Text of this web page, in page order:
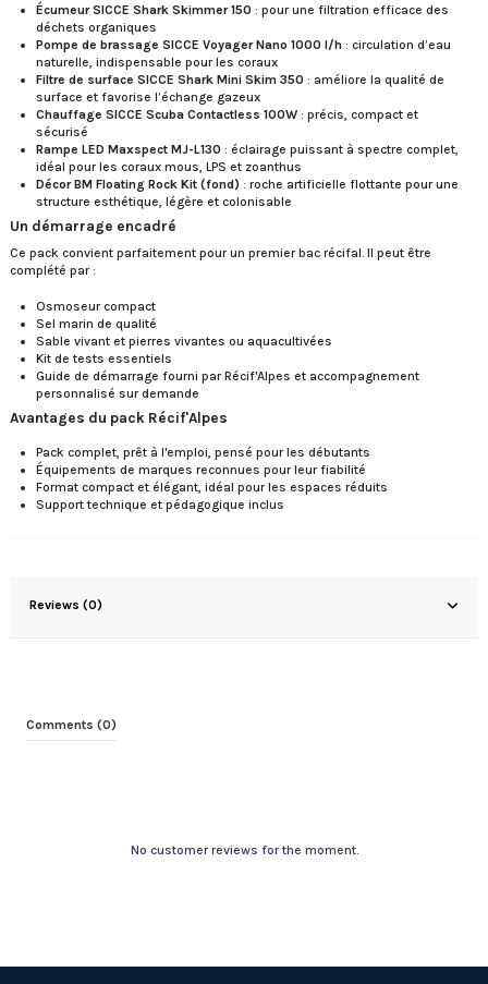
Écumeur SICCE Shark Skimmer 150 : pour une filtration efficace des
déchets organiques
Pompe de brassage SICCE Voyager Nano 1000 l/h : circulation d’eau
naturelle, indispensable pour les coraux
Filtre de surface SICCE Shark Mini Skim 350 : améliore la qualité de
surface et favorise l’échange gazeux
Chauffage SICCE Scuba Contactless 100W : précis, compact et
sécurisé
Rampe LED Maxspect MJ-L130 : éclairage puissant à spectre complet,
idéal pour les coraux mous, LPS et zoanthus
Décor BM Floating Rock Kit (fond) : roche artificielle flottante pour une
structure esthétique, légère et colonisable
Un démarrage encadré
Ce pack convient parfaitement pour un premier bac récifal. Il peut être
complété par :
Osmoseur compact
Sel marin de qualité
Sable vivant et pierres vivantes ou aquacultivées
Kit de tests essentiels
Guide de démarrage fourni par Récif'Alpes et accompagnement
personnalisé sur demande
Avantages du pack Récif'Alpes
Pack complet, prêt à l'emploi, pensé pour les débutants
Équipements de marques reconnues pour leur fiabilité
Format compact et élégant, idéal pour les espaces réduits
Support technique et pédagogique inclus
Reviews (0)
Comments (0)
No customer reviews for the moment.